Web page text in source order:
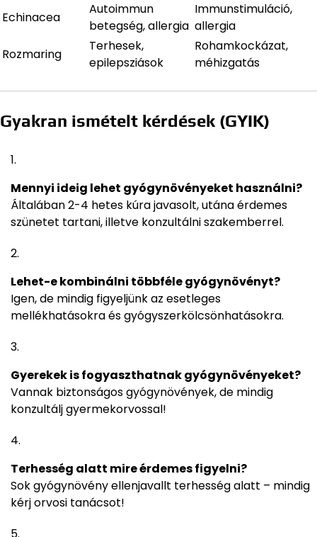
Echinacea
Autoimmun
betegség, allergia
Immunstimuláció,
allergia
Rozmaring
Terhesek,
epilepsziások
Rohamkockázat,
méhizgatás
Gyakran ismételt kérdések (GYIK)
Mennyi ideig lehet gyógynövényeket használni?
Általában 2-4 hetes kúra javasolt, utána érdemes
szünetet tartani, illetve konzultálni szakemberrel.
Lehet-e kombinálni többféle gyógynövényt?
Igen, de mindig figyeljünk az esetleges
mellékhatásokra és gyógyszerkölcsönhatásokra.
Gyerekek is fogyaszthatnak gyógynövényeket?
Vannak biztonságos gyógynövények, de mindig
konzultálj gyermekorvossal!
Terhesség alatt mire érdemes figyelni?
Sok gyógynövény ellenjavallt terhesség alatt – mindig
kérj orvosi tanácsot!